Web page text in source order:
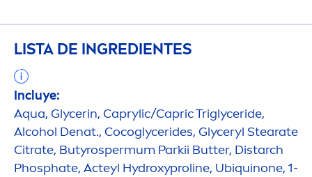
LISTA DE INGREDIENTES
Incluye:
Aqua, Glycerin, Caprylic/Capric Triglyceride,
Alcohol Denat., Cocoglycerides, Glyceryl Stearate
Citrate, Butyrospermum Parkii Butter, Distarch
Phosphate, Acteyl Hydroxyproline, Ubiquinone, 1-